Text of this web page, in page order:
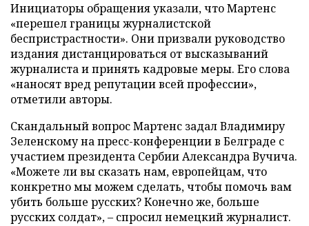
Инициаторы обращения указали, что Мартенс
«перешел границы журналистской
беспристрастности». Они призвали руководство
издания дистанцироваться от высказываний
журналиста и принять кадровые меры. Его слова
«наносят вред репутации всей профессии»,
отметили авторы.
Скандальный вопрос Мартенс задал Владимиру
Зеленскому на пресс-конференции в Белграде с
участием президента Сербии Александра Вучича.
«Можете ли вы сказать нам, европейцам, что
конкретно мы можем сделать, чтобы помочь вам
убить больше русских? Конечно же, больше
русских солдат», – спросил немецкий журналист.